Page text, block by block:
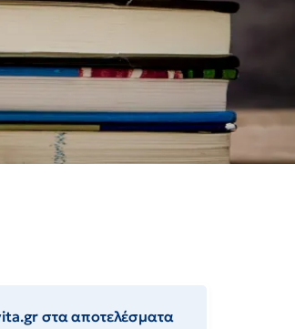
στα αποτελέσματα